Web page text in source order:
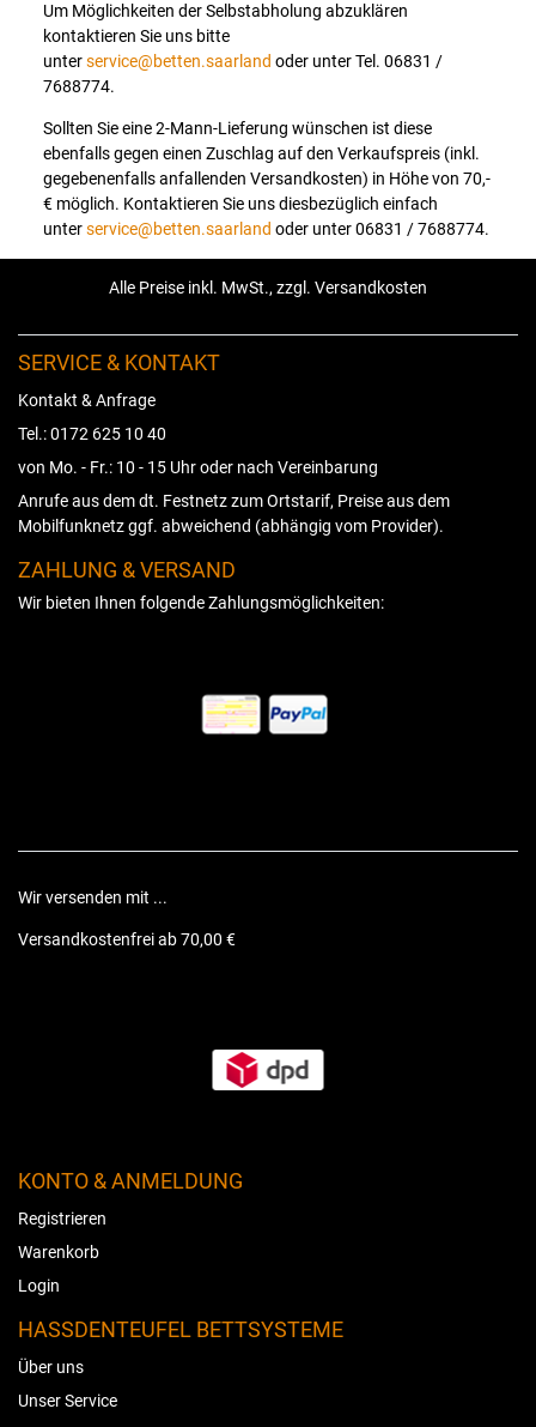
Um Möglichkeiten der Selbstabholung abzuklären
kontaktieren Sie uns bitte
unterservice@betten.saarland oder unter Tel. 06831 /
7688774.
Sollten Sie eine 2-Mann-Lieferung wünschen ist diese
ebenfalls gegen einen Zuschlag auf den Verkaufspreis (inkl.
gegebenenfalls anfallenden Versandkosten) in Höhe von 70,-
€ möglich. Kontaktieren Sie uns diesbezüglich einfach
unterservice@betten.saarland oder unter 06831 / 7688774.
Alle Preise inkl. MwSt., zzgl. Versandkosten
SERVICE & KONTAKT
Kontakt & Anfrage
Tel.: 0172 625 10 40
von Mo. - Fr.: 10 - 15 Uhr oder nach Vereinbarung
Anrufe aus dem dt. Festnetz zum Ortstarif, Preise aus dem
Mobilfunknetz ggf. abweichend (abhängig vom Provider).
ZAHLUNG & VERSAND
Wir bieten Ihnen folgende Zahlungsmöglichkeiten:
Wir versenden mit ...
Versandkostenfrei ab 70,00 €
KONTO & ANMELDUNG
Registrieren
Warenkorb
Login
HASSDENTEUFEL BETTSYSTEME
Über uns
Unser Service